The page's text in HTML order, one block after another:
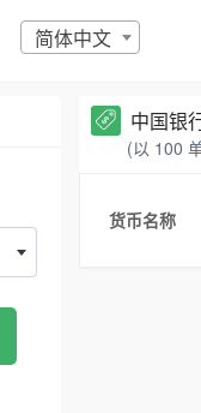
简体中文
中国银
(以 100
货币名称